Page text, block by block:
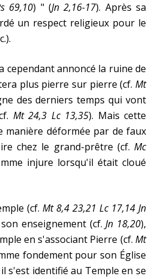
69,10) " (Jn 2,16-17). Après sa
un respect religieux pour le
cependant annoncé la ruine de
plus pierre sur pierre (cf. Mt
des derniers temps qui vont
Mt 24,3 Lc 13,35). Mais cette
déformée par de faux
chez le grand-prêtre (cf. Mc
injure lorsqu'il était cloué
(cf. Mt 8,4 23,21 Lc 17,14 Jn
enseignement (cf.Jn 18,20),
en s'associant Pierre (cf. Mt
fondement pour son Église
s'est identifié au Temple en se